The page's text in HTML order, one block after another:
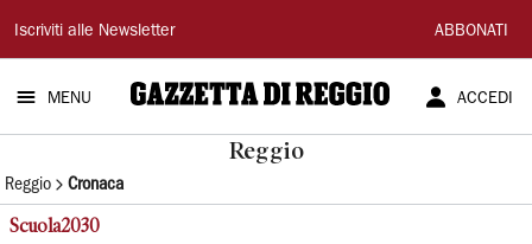
Gazzetta
di
Reggio
Iscriviti alle Newsletter ABBONATI
MENU ACCEDI
Reggio
Reggio Cronaca
Scuola2030